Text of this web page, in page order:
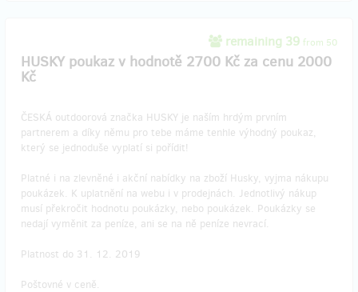
remaining 39 from 50
HUSKY poukaz v hodnotě 2700 Kč za cenu 2000
Kč
ČESKÁ outdoorová značka HUSKY je naším hrdým prvním
partnerem a díky němu pro tebe máme tenhle výhodný poukaz,
který se jednoduše vyplatí si pořídit!
Platné i na zlevněné i akční nabídky na zboží Husky, vyjma nákupu
poukázek. K uplatnění na webu i v prodejnách. Jednotlivý nákup
musí překročit hodnotu poukázky, nebo poukázek. Poukázky se
nedají vyměnit za peníze, ani se na ně peníze nevrací.
Platnost do 31. 12. 2019
Poštovné v ceně.